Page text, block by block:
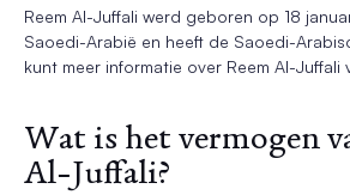
Reem Al-Juffali werd geboren op 18
Saoedi-Arabië en heeft de Saoedi-
kunt meer informatie over Reem Al-Juffali
Wat is het vermogen
Al-Juffali?